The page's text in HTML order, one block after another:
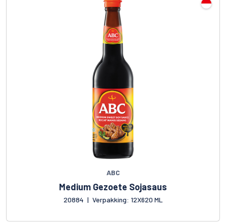
ABC
Medium Gezoete Sojasaus
20884 | Verpakking: 12X620 ML